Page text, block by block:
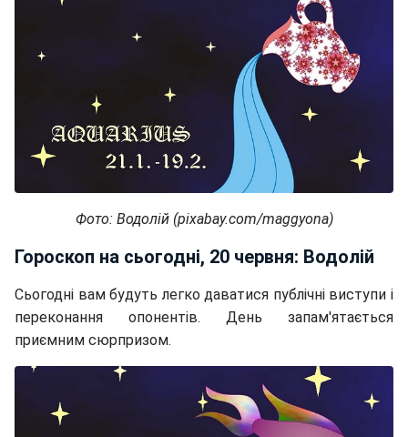
Фото: Водолій (pixabay.com/maggyona)
Гороскоп на сьогодні, 20 червня: Водолій
Сьогодні вам будуть легко даватися публічні виступи і
переконання опонентів. День запам'ятається
приємним сюрпризом.